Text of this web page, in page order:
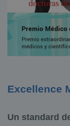
Excellence
Un standard